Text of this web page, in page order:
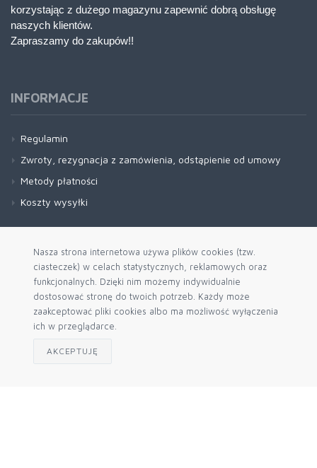
Nasza strona internetowa używa plików cookies (tzw.
ciasteczek) w celach statystycznych, reklamowych oraz
funkcjonalnych. Dzięki nim możemy indywidualnie
dostosować stronę do twoich potrzeb. Każdy może
zaakceptować pliki cookies albo ma możliwość wyłączenia
ich w przeglądarce.
AKCEPTUJĘ
korzystając z dużego magazynu zapewnić dobrą obsługę
naszych klientów.
Zapraszamy do zakupów!!
INFORMACJE
Regulamin
Zwroty, rezygnacja z zamówienia, odstąpienie od umowy
Metody płatności
Koszty wysyłki